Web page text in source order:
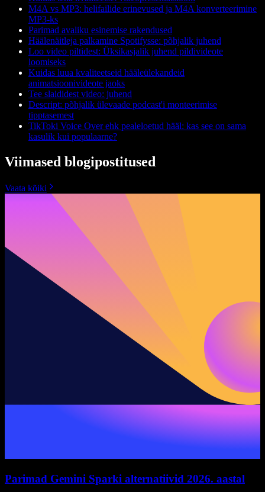
M4A vs MP3: helifailide erinevused ja M4A konverteerimine
MP3-ks
Parimad avaliku esinemise rakendused
Häälenäitleja palkamine Spotifysse: põhjalik juhend
Loo video piltidest: Üksikasjalik juhend pildivideote
loomiseks
Kuidas luua kvaliteetseid hääleülekandeid
animatsioonivideote jaoks
Tee slaididest video: juhend
Descript: põhjalik ülevaade podcast'i monteerimise
tipptasemest
TikToki Voice Over ehk pealeloetud hääl: kas see on sama
kasulik kui populaarne?
Viimased blogipostitused
Vaata kõiki
Parimad Gemini Sparki alternatiivid 2026. aastal